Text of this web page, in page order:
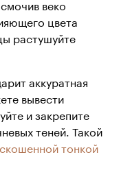
веко
цвета
растушуйте
аккуратная
вывести
и закрепите
теней. Такой
скошенной тонкой